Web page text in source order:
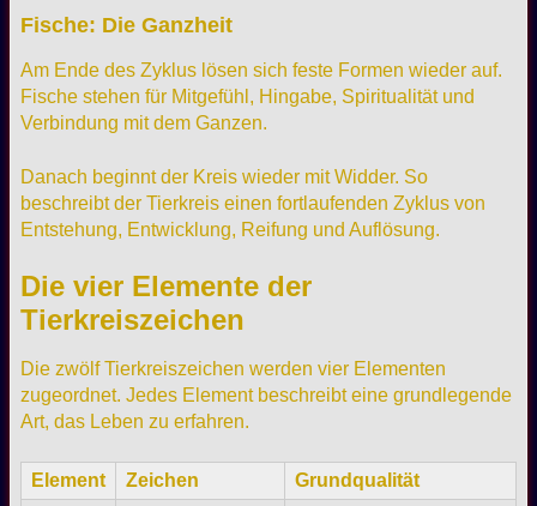
Fische: Die Ganzheit
Am Ende des Zyklus lösen sich feste Formen wieder auf.
Fische stehen für Mitgefühl, Hingabe, Spiritualität und
Verbindung mit dem Ganzen.
Danach beginnt der Kreis wieder mit Widder. So
beschreibt der Tierkreis einen fortlaufenden Zyklus von
Entstehung, Entwicklung, Reifung und Auflösung.
Die vier Elemente der
Tierkreiszeichen
Die zwölf Tierkreiszeichen werden vier Elementen
zugeordnet. Jedes Element beschreibt eine grundlegende
Art, das Leben zu erfahren.
Element Zeichen
Grundqualität